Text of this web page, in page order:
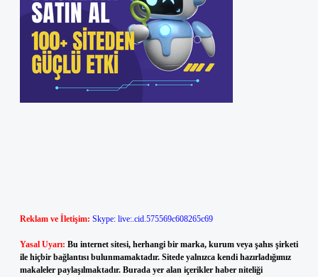
Reklam ve İletişim: Skype: live:.cid.575569c608265c69
Yasal Uyarı: Bu internet sitesi, herhangi bir marka, kurum veya şahıs şirketi
ile hiçbir bağlantısı bulunmamaktadır. Sitede yalnızca kendi hazırladığımız
makaleler paylaşılmaktadır. Burada yer alan içerikler haber niteliği